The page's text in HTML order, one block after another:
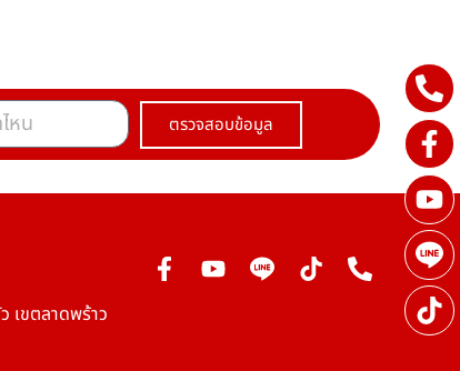
ตรวจสอบข้อมูล
เขตลาดพร้าว